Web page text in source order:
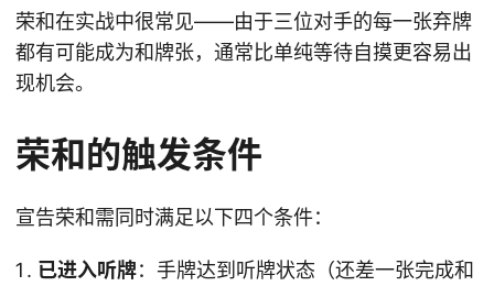
荣和在实战中很常见——由于三位对手的每一张弃牌
都有可能成为和牌张，通常比单纯等待自摸更容易出
现机会。
荣和的触发条件
宣告荣和需同时满足以下四个条件：
已进入听牌：手牌达到听牌状态（还差一张完成和